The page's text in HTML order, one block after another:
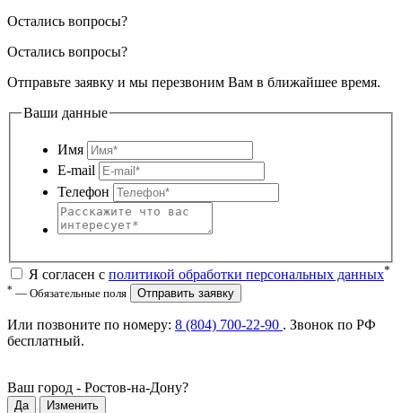
Остались вопросы?
Остались вопросы?
Отправьте заявку и мы перезвоним Вам в ближайшее время.
Ваши данные
Имя
E-mail
Телефон
Я согласен с политикой обработки персональных данных*
* — Обязательные поля Отправить заявку
Или позвоните по номеру: 8 (804) 700-22-90 . Звонок по РФ
бесплатный.
Ваш город - Ростов-на-Дону?
Да Изменить